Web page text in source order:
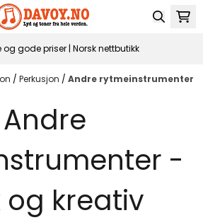
gode priser | Norsk nettbutikk
/ Perkusjon / Andre rytmeinstrumenter
Andre
-
og kreativ